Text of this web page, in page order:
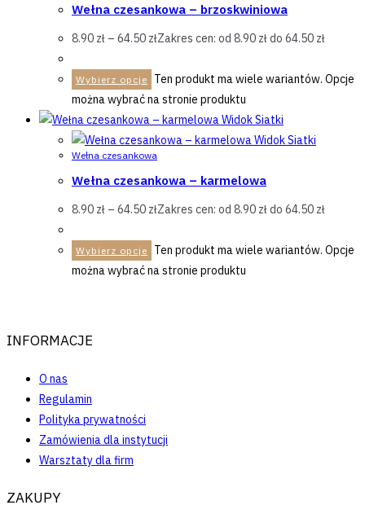
Wełna czesankowa – brzoskwiniowa
8.90 zł – 64.50 złZakres cen: od 8.90 zł do 64.50 zł
Wybierz opcje
Ten produkt ma wiele wariantów. Opcje
można wybrać na stronie produktu
Widok Siatki
Widok Siatki
Wełna czesankowa
Wełna czesankowa – karmelowa
8.90 zł – 64.50 złZakres cen: od 8.90 zł do 64.50 zł
Wybierz opcje
Ten produkt ma wiele wariantów. Opcje
można wybrać na stronie produktu
INFORMACJE
O nas
Regulamin
Polityka prywatności
Zamówienia dla instytucji
Warsztaty dla firm
ZAKUPY